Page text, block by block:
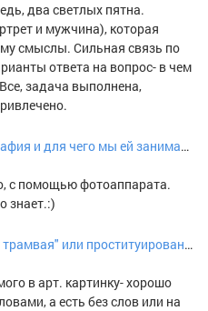
два светлых пятна.
и мужчина), которая
смыслы. Сильная связь по
ответа на вопрос- в чем
задача выполнена,
и для чего мы ей занимаемся?
с помощью фотоаппарата.
знает.:)
проституирование как культурное ноухау
в арт. картинку- хорошо
а есть без слов или на